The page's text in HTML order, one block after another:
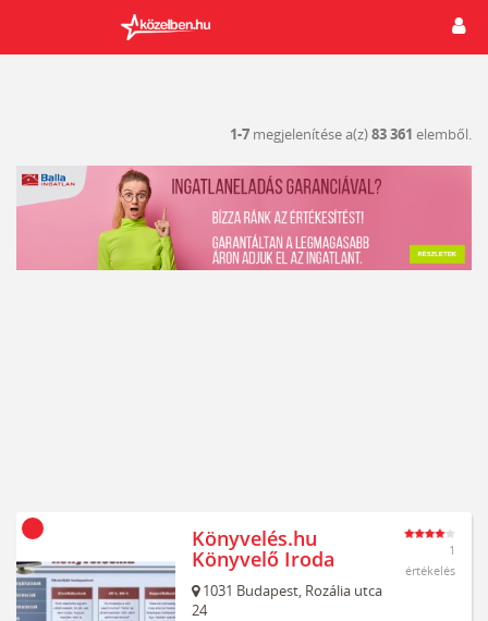
1-7 megjelenítése a(z)83 361 elemből.
Könyvelés.hu
Könyvelő Iroda
1031 Budapest, Rozália utca
24
1
értékelés